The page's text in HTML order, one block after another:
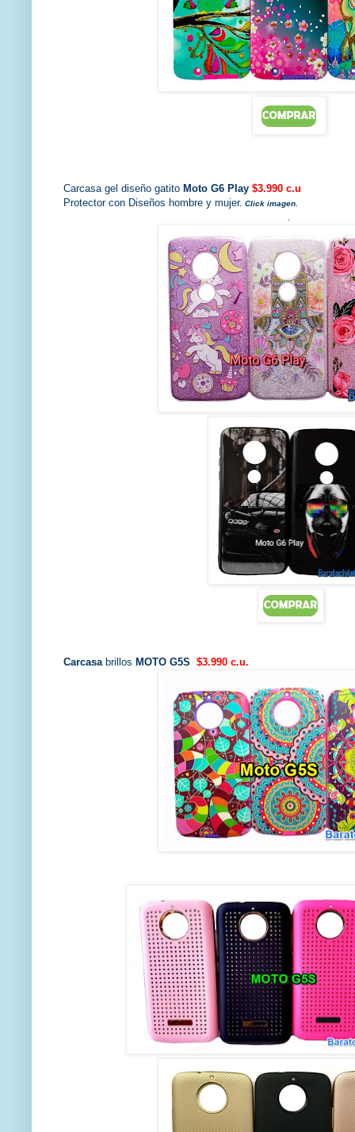
Carcasa gel diseño gatito Moto G6 Play $3.990 c.u
Protector con Diseños hombre y mujer. Click imagen.
.
Carcasabrillos MOTO G5S $3.990 c.u.